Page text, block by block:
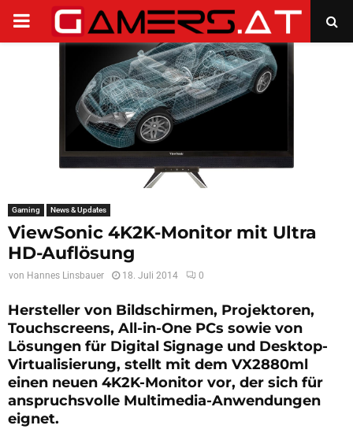
PRIMARY
Gaming News & Updates
ViewSonic 4K2K-Monitor mit Ultra
HD-Auflösung
von Hannes Linsbauer 18. Juli 2014 0
Hersteller von Bildschirmen, Projektoren,
Touchscreens, All-in-One PCs sowie von
Lösungen für Digital Signage und Desktop-
Virtualisierung, stellt mit dem VX2880ml
einen neuen 4K2K-Monitor vor, der sich für
anspruchsvolle Multimedia-Anwendungen
eignet.